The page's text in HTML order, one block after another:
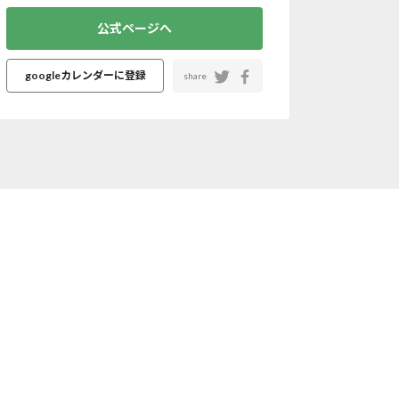
公式ページへ
googleカレンダーに登録 share